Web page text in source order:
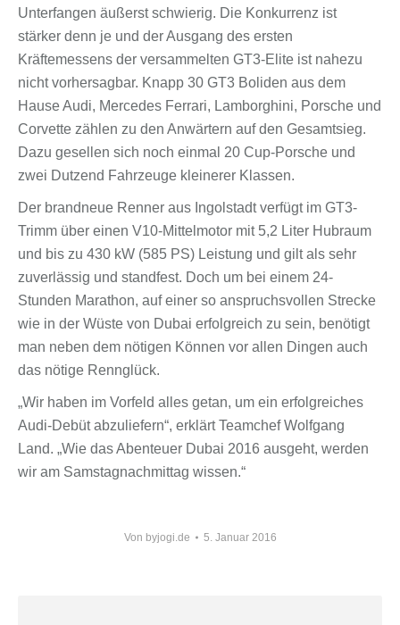
Unterfangen äußerst schwierig. Die Konkurrenz ist
stärker denn je und der Ausgang des ersten
Kräftemessens der versammelten GT3-Elite ist nahezu
nicht vorhersagbar. Knapp 30 GT3 Boliden aus dem
Hause Audi, Mercedes Ferrari, Lamborghini, Porsche und
Corvette zählen zu den Anwärtern auf den Gesamtsieg.
Dazu gesellen sich noch einmal 20 Cup-Porsche und
zwei Dutzend Fahrzeuge kleinerer Klassen.
Der brandneue Renner aus Ingolstadt verfügt im GT3-
Trimm über einen V10-Mittelmotor mit 5,2 Liter Hubraum
und bis zu 430 kW (585 PS) Leistung und gilt als sehr
zuverlässig und standfest. Doch um bei einem 24-
Stunden Marathon, auf einer so anspruchsvollen Strecke
wie in der Wüste von Dubai erfolgreich zu sein, benötigt
man neben dem nötigen Können vor allen Dingen auch
das nötige Rennglück.
„Wir haben im Vorfeld alles getan, um ein erfolgreiches
Audi-Debüt abzuliefern“, erklärt Teamchef Wolfgang
Land. „Wie das Abenteuer Dubai 2016 ausgeht, werden
wir am Samstagnachmittag wissen.“
Von byjogi.de 5. Januar 2016